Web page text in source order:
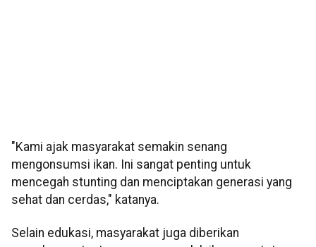
"Kami ajak masyarakat semakin senang
mengonsumsi ikan. Ini sangat penting untuk
mencegah stunting dan menciptakan generasi yang
sehat dan cerdas," katanya.
Selain edukasi, masyarakat juga diberikan